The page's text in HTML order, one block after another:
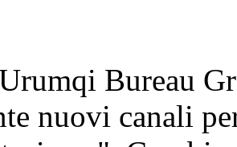
Bureau
nuovi canali